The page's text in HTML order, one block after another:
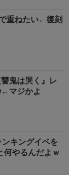
重ねたい←復刻
鬼は哭く』レ
マジかよ
ンキングイベを
何やるんだよｗ